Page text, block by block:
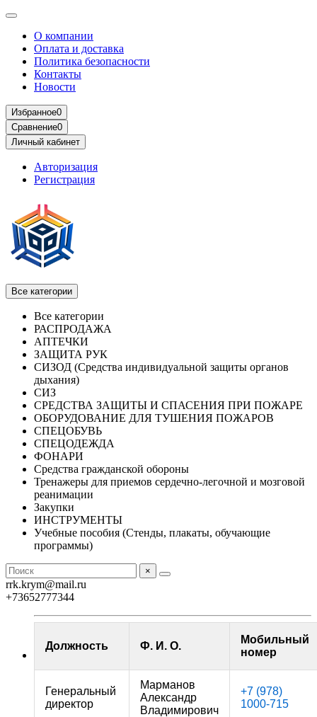
О компании
Оплата и доставка
Политика безопасности
Контакты
Новости
Избранное0
Сравнение0
Личный кабинет
Авторизация
Регистрация
Все категории
Все категории
РАСПРОДАЖА
АПТЕЧКИ
ЗАЩИТА РУК
СИЗОД (Средства индивидуальной защиты органов
дыхания)
СИЗ
СРЕДСТВА ЗАЩИТЫ И СПАСЕНИЯ ПРИ ПОЖАРЕ
ОБОРУДОВАНИЕ ДЛЯ ТУШЕНИЯ ПОЖАРОВ
СПЕЦОБУВЬ
СПЕЦОДЕЖДА
ФОНАРИ
Средства гражданской обороны
Тренажеры для приемов сердечно-легочной и мозговой
реанимации
Закупки
ИНСТРУМЕНТЫ
Учебные пособия (Стенды, плакаты, обучающие
программы)
×
rrk.krym@mail.ru
+73652777344
Должность Ф. И. О.
Мобильный
номер
Генеральный
директор
Марманов
Александр
Владимирович
+7 (978)
1000-715